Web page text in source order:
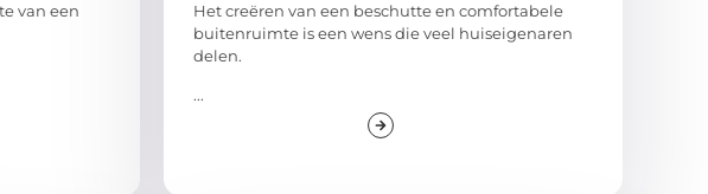
van een
Het creëren van een beschutte en comfortabele
buitenruimte is een wens die veel huiseigenaren
delen.
...